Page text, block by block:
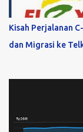
Kisah Perjalanan
dan Migrasi ke